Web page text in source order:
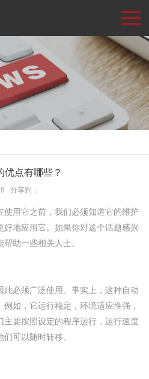
优点有哪些？
分享到：
用它之前，我们必须知道它的维护
地应用它。如果你对这个话题感兴
助一些相关人士。
此必须广泛使用。事实上，这种自动
如，它运行稳定，环境适应性强，
要按照设定的程序运行，运行速度
可以随时转移。